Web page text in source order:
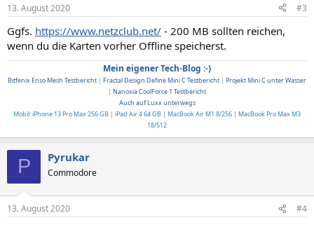
13. August 2020 #3
Ggfs. https://www.netzclub.net/ - 200 MB sollten reichen,
wenn du die Karten vorher Offline speicherst.
Mein eigener Tech-Blog :-)
Bitfenix Enso Mesh Testbericht | Fractal Design Define Mini C Testbericht | Projekt Mini C unter Wasser
| Nanoxia CoolForce 1 Testbericht
Auch auf Luxx unterwegs
Mobil: iPhone 13 Pro Max 256 GB | iPad Air 4 64 GB | MacBook Air M1 8/256 | MacBook Pro Max M3
18/512
P Pyrukar
Commodore
13. August 2020 #4